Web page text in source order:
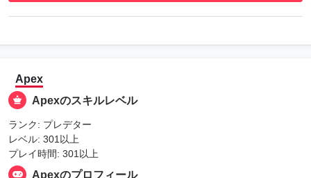
Apex
Apexのスキルレベル
ランク: プレデター
レベル: 301以上
プレイ時間: 301以上
Apexのプロフィール